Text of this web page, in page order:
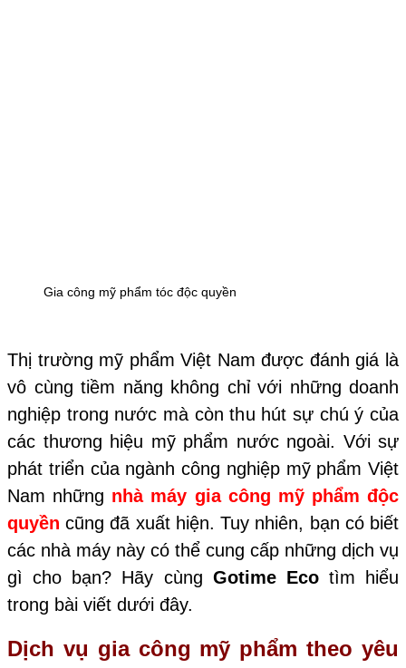
Gia công mỹ phẩm tóc độc quyền
Thị trường mỹ phẩm Việt Nam được đánh giá là
vô cùng tiềm năng không chỉ với những doanh
nghiệp trong nước mà còn thu hút sự chú ý của
các thương hiệu mỹ phẩm nước ngoài. Với sự
phát triển của ngành công nghiệp mỹ phẩm Việt
Nam những nhà máy gia công mỹ phẩm độc
quyền cũng đã xuất hiện. Tuy nhiên, bạn có biết
các nhà máy này có thể cung cấp những dịch vụ
gì cho bạn? Hãy cùng Gotime Ecotìm hiểu
trong bài viết dưới đây.
Dịch vụ gia công mỹ phẩm theo yêu